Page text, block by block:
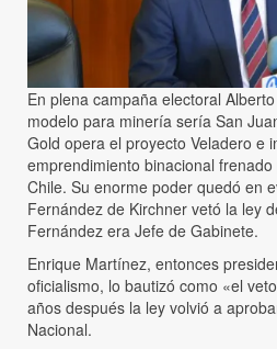
En plena campaña electoral
modelo para minería sería San
Gold opera el proyecto Veladero e
emprendimiento binacional
Chile. Su enorme poder quedó en
Fernández de Kirchner vetó la ley
Fernández era Jefe de Gabinete.
Enrique Martínez, entonces
oficialismo, lo bautizó como «el
años después la ley volvió a
Nacional.